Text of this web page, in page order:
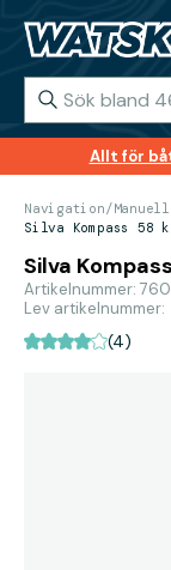
Allt för
Navigation/
Silva Kompass 58
Silva
Artikelnummer:
Lev artikelnummer:
(4)